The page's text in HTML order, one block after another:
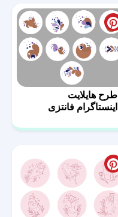
طرح هایلایت
اینستاگرام فانتزی